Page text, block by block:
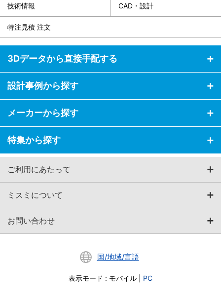
技術情報 CAD・設計
特注見積 注文
3Dデータから直接手配する
設計事例から探す
メーカーから探す
特集から探す
ご利用にあたって
ミスミについて
お問い合わせ
国/地域/言語
表示モード : モバイル PC